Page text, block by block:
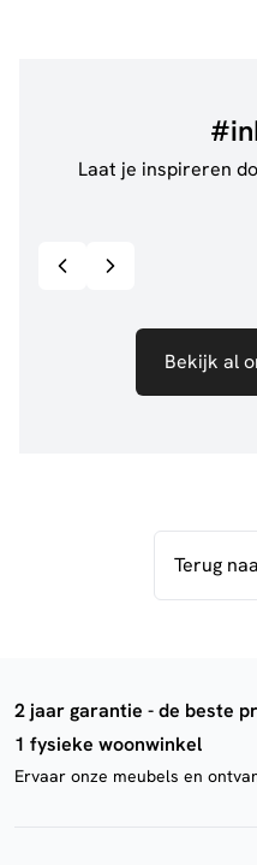
Laat je inspireren
Bekijk al
Terug
2 jaar garantie - de beste
1 fysieke woonwinkel
Ervaar onze meubels en